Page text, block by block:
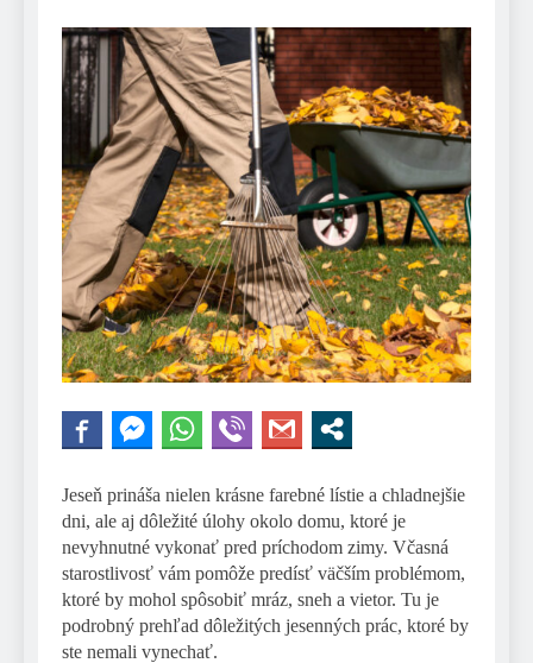
Jeseň prináša nielen krásne farebné lístie a chladnejšie
dni, ale aj dôležité úlohy okolo domu, ktoré je
nevyhnutné vykonať pred príchodom zimy. Včasná
starostlivosť vám pomôže predísť väčším problémom,
ktoré by mohol spôsobiť mráz, sneh a vietor. Tu je
podrobný prehľad dôležitých jesenných prác, ktoré by
ste nemali vynechať.